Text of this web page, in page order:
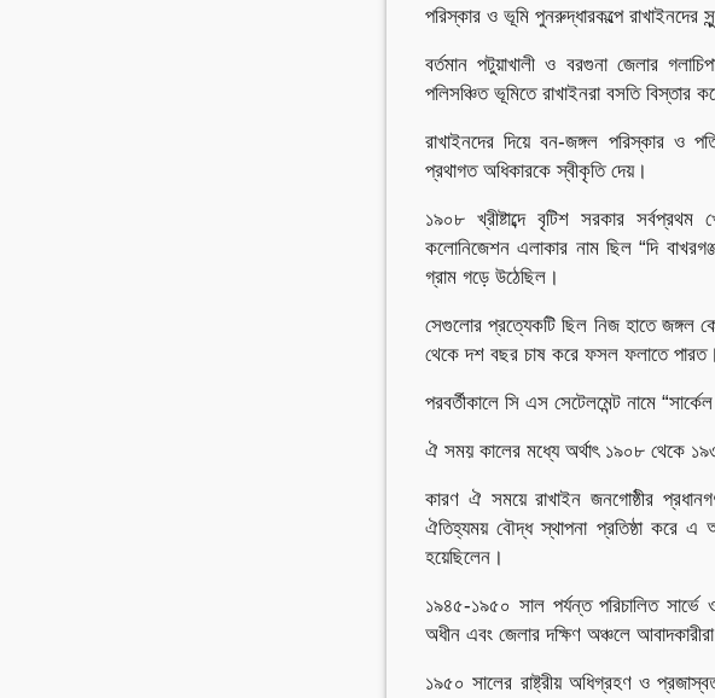
পরিস্কার ও ভূমি পুনরুদ্ধারকল্পে রাখাইনদের
বর্তমান পটুয়াখালী ও বরগুনা জেলার
পলিসঞ্চিত ভূমিতে রাখাইনরা বসতি বিস্তার
রাখাইনদের দিয়ে বন-জঙ্গল পরিস্কার ও
প্রথাগত অধিকারকে স্বীকৃতি দেয়।
১৯০৮ খ্রীষ্টাব্দে বৃটিশ সরকার
কলোনিজেশন এলাকার নাম ছিল “দি
গ্রাম গড়ে উঠেছিল।
সেগুলোর প্রত্যেকটি ছিল নিজ হাতে জঙ্গল
থেকে দশ বছর চাষ করে ফসল ফলাতে পারত।
পরবর্তীকালে সি এস সেটেলমেন্ট নামে
ঐ সময় কালের মধ্যে অর্থাৎ ১৯০৮ থেকে
কারণ ঐ সময়ে রাখাইন জনগোষ্ঠীর
ঐতিহ্যময় বৌদ্ধ স্থাপনা প্রতিষ্ঠা করে
হয়েছিলেন।
১৯৪৫-১৯৫০ সাল পর্যন্ত পরিচালিত
অধীন এবং জেলার দক্ষিণ অঞ্চলে
১৯৫০ সালের রাষ্ট্রীয় অধিগ্রহণ ও